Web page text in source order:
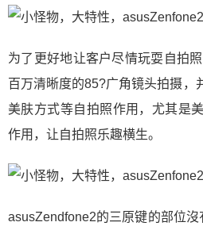
为了更好地让客户尽情玩耍自拍
百万清晰度的85?广角镜头拍摄，
美肤方式等自拍照作用，尤其是
作用，让自拍照乐趣横生。
asusZendfone2的三原键的部位沒